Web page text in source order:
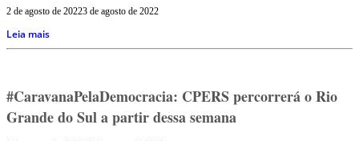
2 de agosto de 20223 de agosto de 2022
Leia mais
#CaravanaPelaDemocracia: CPERS percorrerá o Rio
Grande do Sul a partir dessa semana